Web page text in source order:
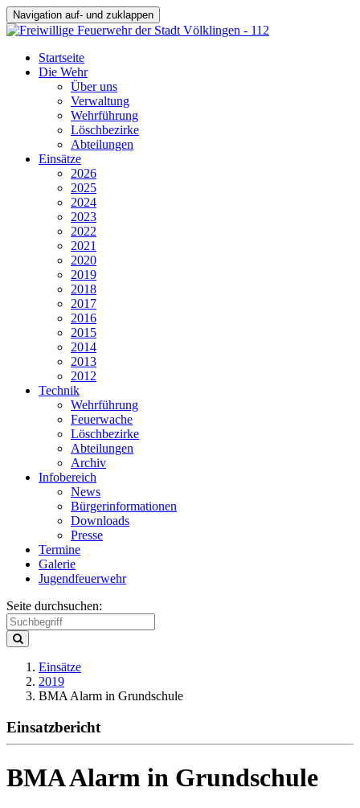
Navigation auf- und zuklappen
Startseite
Die Wehr
Über uns
Verwaltung
Wehrführung
Löschbezirke
Abteilungen
Einsätze
2026
2025
2024
2023
2022
2021
2020
2019
2018
2017
2016
2015
2014
2013
2012
Technik
Wehrführung
Feuerwache
Löschbezirke
Abteilungen
Archiv
Infobereich
News
Bürgerinformationen
Downloads
Presse
Termine
Galerie
Jugendfeuerwehr
Seite durchsuchen:
Einsätze
2019
BMA Alarm in Grundschule
Einsatzbericht
BMA Alarm in Grundschule